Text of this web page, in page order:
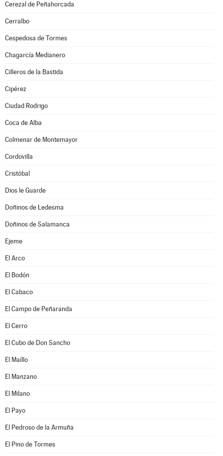
Cerezal de Peñahorcada
Cerralbo
Cespedosa de Tormes
Chagarcía Medianero
Cilleros de la Bastida
Cipérez
Ciudad Rodrigo
Coca de Alba
Colmenar de Montemayor
Cordovilla
Cristóbal
Dios le Guarde
Doñinos de Ledesma
Doñinos de Salamanca
Ejeme
El Arco
El Bodón
El Cabaco
El Campo de Peñaranda
El Cerro
El Cubo de Don Sancho
El Maíllo
El Manzano
El Milano
El Payo
El Pedroso de la Armuña
El Pino de Tormes